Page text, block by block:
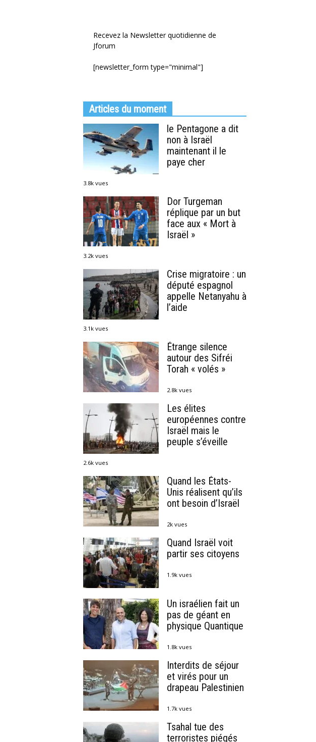
Recevez la Newsletter quotidienne de
Jforum
[newsletter_form type="minimal"]
Articles du moment
le Pentagone a dit
non à Israël
maintenant il le
paye cher
3.8k vues
Dor Turgeman
réplique par un but
face aux « Mort à
Israël »
3.2k vues
Crise migratoire : un
député espagnol
appelle Netanyahu à
l’aide
3.1k vues
Étrange silence
autour des Sifréi
Torah « volés »
2.8k vues
Les élites
européennes contre
Israël mais le
peuple s’éveille
2.6k vues
Quand les États-
Unis réalisent qu’ils
ont besoin d’Israël
2k vues
Quand Israël voit
partir ses citoyens
1.9k vues
Un israélien fait un
pas de géant en
physique Quantique
1.8k vues
Interdits de séjour
et virés pour un
drapeau Palestinien
1.7k vues
Tsahal tue des
terroristes piégés